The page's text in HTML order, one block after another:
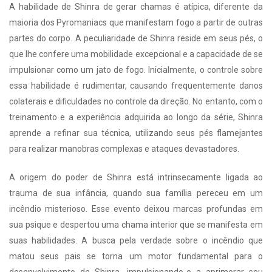
A habilidade de Shinra de gerar chamas é atípica, diferente da
maioria dos Pyromaniacs que manifestam fogo a partir de outras
partes do corpo. A peculiaridade de Shinra reside em seus pés, o
que lhe confere uma mobilidade excepcional e a capacidade de se
impulsionar como um jato de fogo. Inicialmente, o controle sobre
essa habilidade é rudimentar, causando frequentemente danos
colaterais e dificuldades no controle da direção. No entanto, com o
treinamento e a experiência adquirida ao longo da série, Shinra
aprende a refinar sua técnica, utilizando seus pés flamejantes
para realizar manobras complexas e ataques devastadores.
A origem do poder de Shinra está intrinsecamente ligada ao
trauma de sua infância, quando sua família pereceu em um
incêndio misterioso. Esse evento deixou marcas profundas em
sua psique e despertou uma chama interior que se manifesta em
suas habilidades. A busca pela verdade sobre o incêndio que
matou seus pais se torna um motor fundamental para o